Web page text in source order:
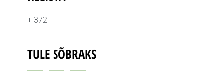
+ 372
TULE SÕBRAKS